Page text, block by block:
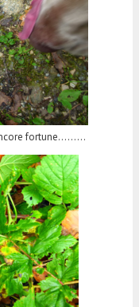
fortune………